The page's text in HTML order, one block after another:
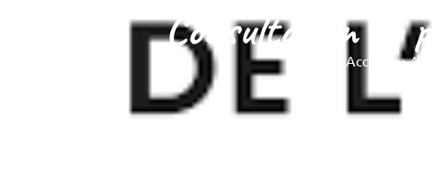
Consultation du
Accueil ➞